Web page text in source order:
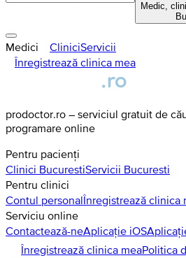
Medic,
Medici CliniciServicii
Înregistrează clinica mea
prodoctor.ro – serviciul gratuit de
programare online
Pentru pacienți
Clinici BucurestiServicii Bucuresti
Pentru clinici
Contul personalÎnregistrează clinica
Serviciu online
Contactează-neAplicație iOS
Înregistrează clinica meaPolitica